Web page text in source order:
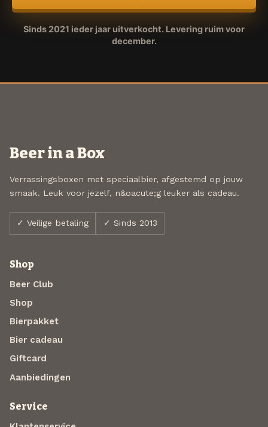
Sinds 2021 ieder jaar uitverkocht. Levering ruim voor
december.
Beer in a Box
Verrassingsboxen met speciaalbier, afgestemd op jouw
smaak. Leuk voor jezelf, n&oacute;g leuker als cadeau.
✓ Veilige betaling ✓ Sinds 2013
Shop
Beer Club
Shop
Bierpakket
Bier cadeau
Giftcard
Aanbiedingen
Service